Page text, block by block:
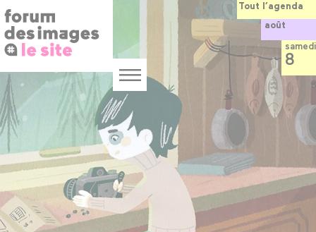
au
contenu
principal
Menu
Tout l’agenda
août
samedi
8